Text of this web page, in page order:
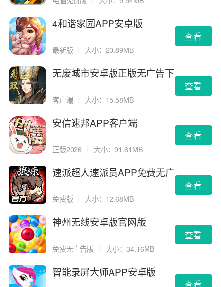
4和谐家园APP安卓版
最新版 大小：20.89MB
查看
无废城市安卓版正版无广告下
客户端 ｜ 大小：15.58MB
查看
安信速邦APP客户端
正版2026 ｜ 大小：91.61MB
查看
速派超人速派员APP免费无广
免费版 大小：12.68MB
查看
神州无线安卓版官网版
免费无广告版 ｜ 大小：34.16MB
查看
智能录屏大师APP安卓版
查看